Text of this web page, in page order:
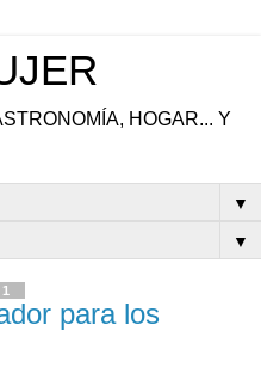
HOGAR... Y
▼
▼
para los